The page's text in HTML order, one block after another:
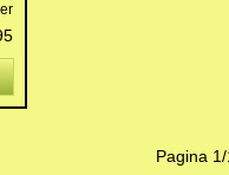
Pagina 1/